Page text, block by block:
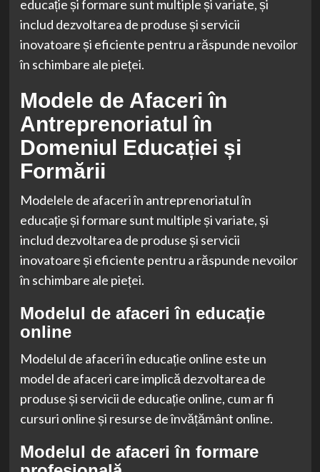
educație și formare sunt multiple și variate, și
includ dezvoltarea de produse și servicii
inovatoare și eficiente pentru a răspunde nevoilor
în schimbare ale pieței.
Modele de Afaceri în
Antreprenoriatul în
Domeniul Educației și
Formării
Modelele de afaceri în antreprenoriatul în
educație și formare sunt multiple și variate, și
includ dezvoltarea de produse și servicii
inovatoare și eficiente pentru a răspunde nevoilor
în schimbare ale pieței.
Modelul de afaceri în educație
online
Modelul de afaceri în educație online este un
model de afaceri care implică dezvoltarea de
produse și servicii de educație online, cum ar fi
cursuri online și resurse de învățământ online.
Modelul de afaceri în formare